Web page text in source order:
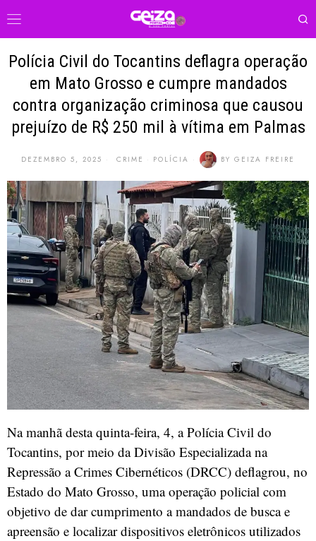
Polícia Civil do Tocantins deflagra operação
em Mato Grosso e cumpre mandados
contra organização criminosa que causou
prejuízo de R$ 250 mil à vítima em Palmas
DEZEMBRO 5, 2025 CRIME · POLÍCIA BY GEIZA FREIRE
Na manhã desta quinta-feira, 4, a Polícia Civil do
Tocantins, por meio da Divisão Especializada na
Repressão a Crimes Cibernéticos (DRCC) deflagrou, no
Estado do Mato Grosso, uma operação policial com
objetivo de dar cumprimento a mandados de busca e
apreensão e localizar dispositivos eletrônicos utilizados